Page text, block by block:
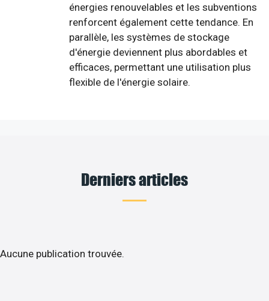
énergies renouvelables et les subventions
renforcent également cette tendance. En
parallèle, les systèmes de stockage
d'énergie deviennent plus abordables et
efficaces, permettant une utilisation plus
flexible de l'énergie solaire.
Derniers articles
Aucune publication trouvée.